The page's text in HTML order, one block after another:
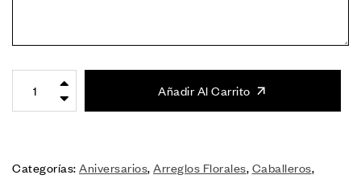
Añadir Al Carrito
Categorías: Aniversarios, Arreglos Florales, Caballeros,